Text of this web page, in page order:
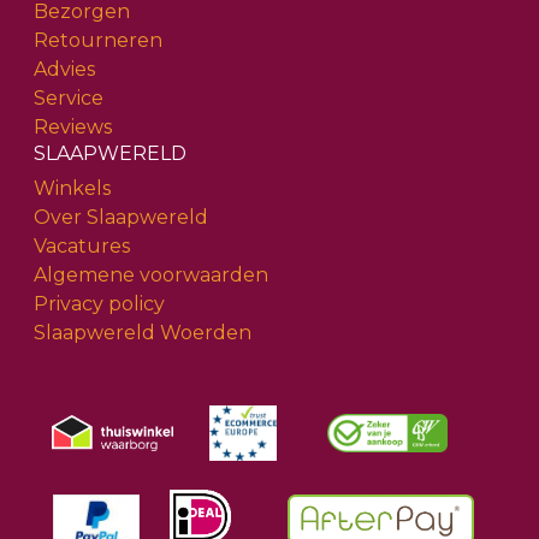
Bezorgen
Retourneren
Advies
Service
Reviews
SLAAPWERELD
Winkels
Over Slaapwereld
Vacatures
Algemene voorwaarden
Privacy policy
Slaapwereld Woerden